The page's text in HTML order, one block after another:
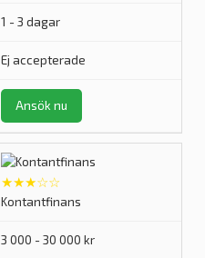
1 - 3 dagar
Ej accepterade
Ansök nu
★★★☆☆
Kontantfinans
3 000 - 30 000 kr